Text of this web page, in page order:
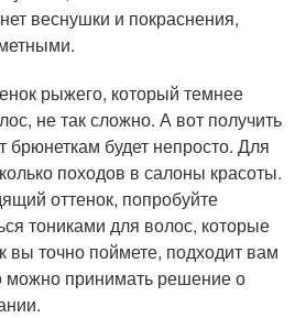
веснушки и покраснения,
рыжего, который темнее
не так сложно. А вот получить
брюнеткам будет непросто. Для
походов в салоны красоты.
оттенок, попробуйте
тониками для волос, которые
вы точно поймете, подходит вам
можно принимать решение о